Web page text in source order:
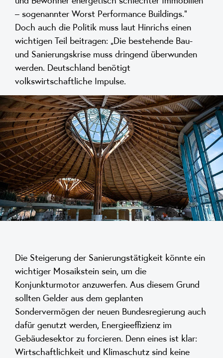
– sogenannter Worst Performance Buildings.“
Doch auch die Politik muss laut Hinrichs einen
wichtigen Teil beitragen: „Die bestehende Bau-
und Sanierungskrise muss dringend überwunden
werden. Deutschland benötigt
volkswirtschaftliche Impulse.
Die Steigerung der Sanierungstätigkeit könnte ein
wichtiger Mosaikstein sein, um die
Konjunkturmotor anzuwerfen. Aus diesem Grund
sollten Gelder aus dem geplanten
Sondervermögen der neuen Bundesregierung auch
dafür genutzt werden, Energieeffizienz im
Gebäudesektor zu forcieren. Denn eines ist klar:
Wirtschaftlichkeit und Klimaschutz sind keine